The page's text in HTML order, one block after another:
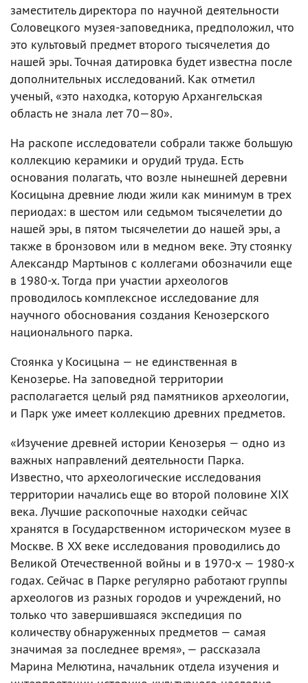
заместитель директора по научной деятельности
Соловецкого музея-заповедника, предположил, что
это культовый предмет второго тысячелетия до
нашей эры. Точная датировка будет известна после
дополнительных исследований. Как отметил
ученый, «это находка, которую Архангельская
область не знала лет 70—80».
На раскопе исследователи собрали также большую
коллекцию керамики и орудий труда. Есть
основания полагать, что возле нынешней деревни
Косицына древние люди жили как минимум в трех
периодах: в шестом или седьмом тысячелетии до
нашей эры, в пятом тысячелетии до нашей эры, а
также в бронзовом или в медном веке. Эту стоянку
Александр Мартынов с коллегами обозначили еще
в 1980-х. Тогда при участии археологов
проводилось комплексное исследование для
научного обоснования создания Кенозерского
национального парка.
Стоянка у Косицына — не единственная в
Кенозерье. На заповедной территории
располагается целый ряд памятников археологии,
и Парк уже имеет коллекцию древних предметов.
«Изучение древней истории Кенозерья — одно из
важных направлений деятельности Парка.
Известно, что археологические исследования
территории начались еще во второй половине XIX
века. Лучшие раскопочные находки сейчас
хранятся в Государственном историческом музее в
Москве. В XX веке исследования проводились до
Великой Отечественной войны и в 1970-х — 1980-х
годах. Сейчас в Парке регулярно работают группы
археологов из разных городов и учреждений, но
только что завершившаяся экспедиция по
количеству обнаруженных предметов — самая
значимая за последнее время», — рассказала
Марина Мелютина, начальник отдела изучения и